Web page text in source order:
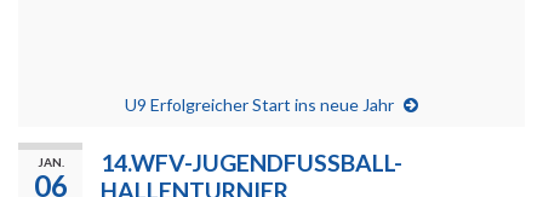
U9 Erfolgreicher Start ins neue Jahr
JAN.
06
14.WFV-JUGENDFUSSBALL-
HALLENTURNIER